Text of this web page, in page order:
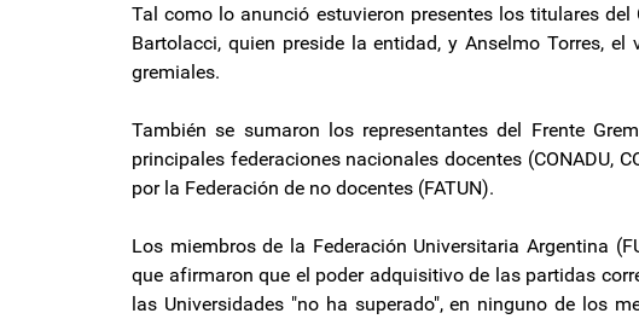
Tal como lo anunció estuvieron presentes los titulares
Bartolacci, quien preside la entidad, y Anselmo Torres,
gremiales.
También se sumaron los representantes del Frente
principales federaciones nacionales docentes (CONADU,
por la Federación de no docentes (FATUN).
Los miembros de la Federación Universitaria Argentina
que afirmaron que el poder adquisitivo de las partidas
las Universidades "no ha superado", en ninguno de los